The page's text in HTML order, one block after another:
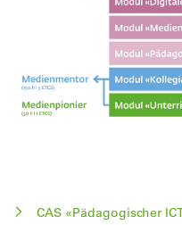
CAS «Pädagogischer